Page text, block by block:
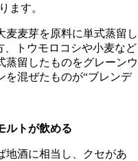
ます。
麦麦芽を原料に単式蒸留し
、トウモロコシや小麦など
蒸留したものをグレーンウ
を混ぜたものが“ブレンデ
ルトが飲める
地酒に相当し、クセがあ